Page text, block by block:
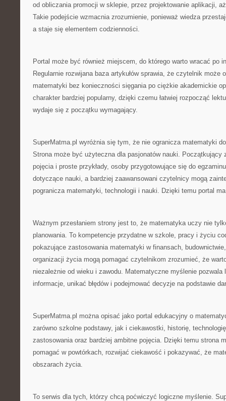
od obliczania promocji w sklepie, przez projektowanie aplikacji,
Takie podejście wzmacnia zrozumienie, ponieważ wiedza
a staje się elementem codzienności.
Portal może być również miejscem, do którego warto wracać po
Regularnie rozwijana baza artykułów sprawia, że czytelnik może
matematyki bez konieczności sięgania po ciężkie akademickie
charakter bardziej popularny, dzięki czemu łatwiej rozpocząć
wydaje się z początku wymagający.
SuperMatma.pl wyróżnia się tym, że nie ogranicza matematyki
Strona może być użyteczna dla pasjonatów nauki. Początkujący
pojęcia i proste przykłady, osoby przygotowujące się do
dotyczące nauki, a bardziej zaawansowani czytelnicy mogą
pogranicza matematyki, technologii i nauki. Dzięki temu portal
Ważnym przesłaniem strony jest to, że matematyka uczy nie
planowania. To kompetencje przydatne w szkole, pracy i życiu
pokazujące zastosowania matematyki w finansach,
organizacji życia mogą pomagać czytelnikom zrozumieć, że
niezależnie od wieku i zawodu. Matematyczne myślenie pozwala
informacje, unikać błędów i podejmować decyzje na podstawie
SuperMatma.pl można opisać jako portal edukacyjny o
zarówno szkolne podstawy, jak i ciekawostki, historię,
zastosowania oraz bardziej ambitne pojęcia. Dzięki temu strona
pomagać w powtórkach, rozwijać ciekawość i pokazywać, że
obszarach życia.
To serwis dla tych, którzy chcą poćwiczyć logiczne myślenie.